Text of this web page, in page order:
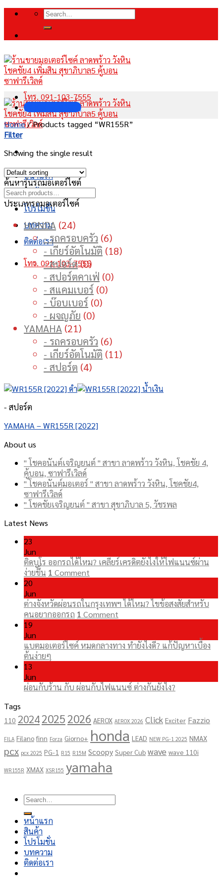
Skip
content
Search
หน้าแรก
สินค้า
โปรโมชั่น
บทความ
ติดต่อเรา
โทร. 091-103-7555
โทร. 091-103-7555
INBOX FANPAGE
Home/Products tagged “WR155R”
Filter
Showing the single result
ค้นหารุ่นรถมอเตอร์ไซต์
ประเภทรถมอเตอร์ไซค์
HONDA 2424
products
- รถครอบครัว 66
products
- เกียร์อัตโนมัติ 1818
- สปอร์ต 00
products
- สปอร์ตคาเฟ่ 00
- สแคมเบอร์ 00
- บ๊อบเบอร์ 00
- ผจญภัย 00
YAMAHA 2121
products
- รถครอบครัว 66
products
- เกียร์อัตโนมัติ 1111
- สปอร์ต 44
- สปอร์ต
YAMAHA – WR155R [2022]
About us
" โชคอนันต์เจริญยนต์ " สาขา ลาดพร้าว วังหิน, โชคชัย 4,
คู้บอน, ซาฟารีเวิลด์
" โชคอนันต์มอเตอร์ " สาขา ลาดพร้าว วังหิน, โชคชัย4,
ซาฟารีเวิลด์
" โชคชัยเจริญยนต์ " สาขา สุขาภิบาล 5, วัชรพล
Latest News
23
Jun
ติดบูโร ออกรถได้ไหม? เคลียร์เครดิตยังไงให้ไฟแนนซ์ผ่าน
ง่ายขึ้น 1 Comment
20
Jun
ต่างจังหวัดผ่อนรถในกรุงเทพฯ ได้ไหม? ไขข้อสงสัยสำหรับ
คนอยากออกรถ 1 Comment
19
Jun
แบตมอเตอร์ไซค์ หมดกลางทาง ทำยังไงดี? แก้ปัญหาเบื้อง
ต้นง่ายๆ
13
Jun
ผ่อนกับร้าน กับ ผ่อนกับไฟแนนซ์ ต่างกันยังไง?
Tags
110 202420252026 AEROX AEROX 2026 Click Exciter Fazzio
FILA Filano finn Forza Giorno+ honda LEAD NEW PG-1 2025 NMAX
pcx pcx 2025 PG-1 R15 R15M Scoopy Super Cub wave wave 110i
WR155R XMAX XSR155 yamaha
Search
หน้าแรก
สินค้า
โปรโมชั่น
บทความ
ติดต่อเรา